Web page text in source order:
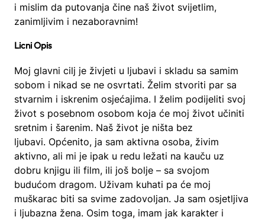
i mislim da putovanja čine naš život svijetlim,
zanimljivim i nezaboravnim!
Licni Opis
Moj glavni cilj je živjeti u ljubavi i skladu sa samim
sobom i nikad se ne osvrtati. Želim stvoriti par sa
stvarnim i iskrenim osjećajima. I želim podijeliti svoj
život s posebnom osobom koja će moj život učiniti
sretnim i šarenim. Naš život je ništa bez
ljubavi. Općenito, ja sam aktivna osoba, živim
aktivno, ali mi je ipak u redu ležati na kauču uz
dobru knjigu ili film, ili još bolje – sa svojom
budućom dragom. Uživam kuhati pa će moj
muškarac biti sa svime zadovoljan. Ja sam osjetljiva
i ljubazna žena. Osim toga, imam jak karakter i